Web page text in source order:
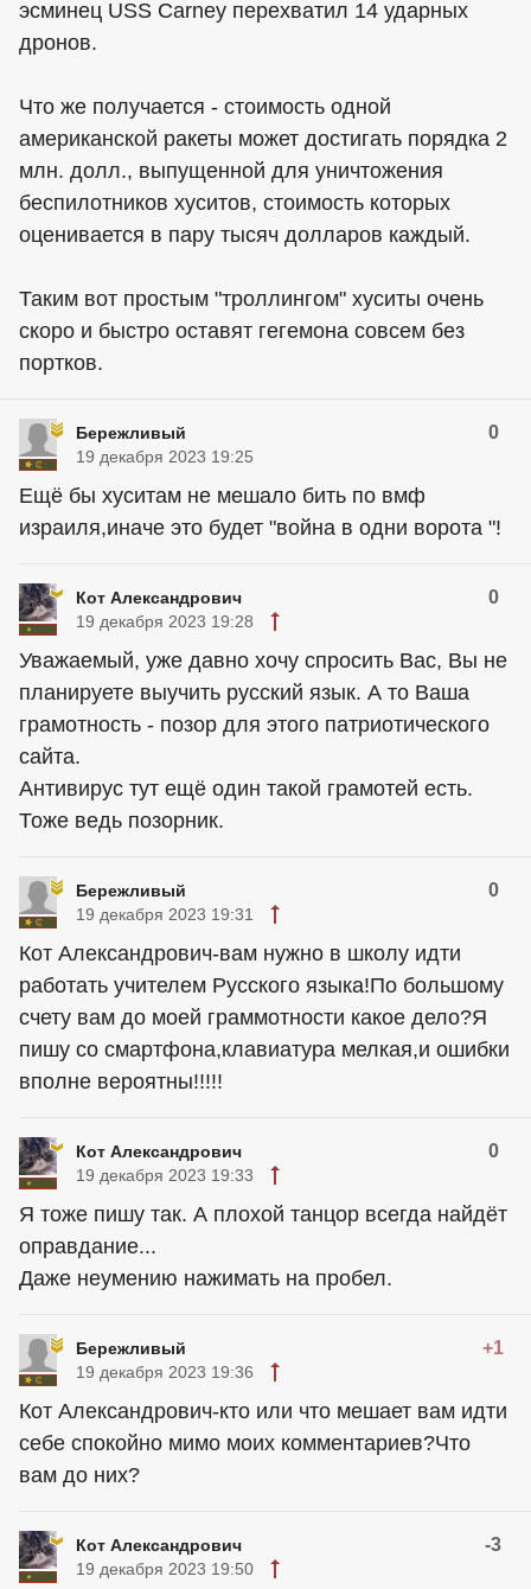
эсминец USS Carney перехватил 14 ударных
дронов.
Что же получается - стоимость одной
американской ракеты может достигать порядка 2
млн. долл., выпущенной для уничтожения
беспилотников хуситов, стоимость которых
оценивается в пару тысяч долларов каждый.
Таким вот простым "троллингом" хуситы очень
скоро и быстро оставят гегемона совсем без
портков.
Бережливый 0
19 декабря 2023 19:25
Ещё бы хуситам не мешало бить по вмф
израиля,иначе это будет "война в одни ворота "!
Кот Александрович 0
19 декабря 2023 19:28
Уважаемый, уже давно хочу спросить Вас, Вы не
планируете выучить русский язык. А то Ваша
грамотность - позор для этого патриотического
сайта.
Антивирус тут ещё один такой грамотей есть.
Тоже ведь позорник.
Бережливый 0
19 декабря 2023 19:31
Кот Александрович-вам нужно в школу идти
работать учителем Русского языка!По большому
счету вам до моей граммотности какое дело?Я
пишу со смартфона,клавиатура мелкая,и ошибки
вполне вероятны!!!!!
Кот Александрович 0
19 декабря 2023 19:33
Я тоже пишу так. А плохой танцор всегда найдёт
оправдание...
Даже неумению нажимать на пробел.
Бережливый +1
19 декабря 2023 19:36
Кот Александрович-кто или что мешает вам идти
себе спокойно мимо моих комментариев?Что
вам до них?
Кот Александрович -3
19 декабря 2023 19:50